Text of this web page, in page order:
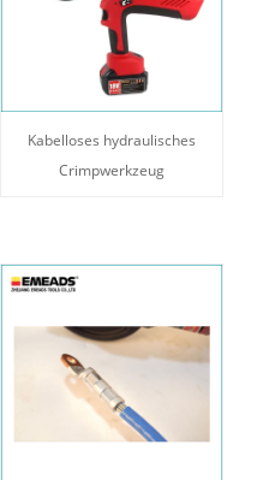
Kabelloses hydraulisches
Crimpwerkzeug